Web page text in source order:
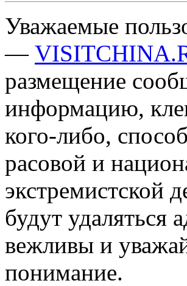
Уважаемые
—
размещение
информацию,
кого-либо,
расовой и
экстремистской
будут удаляться
вежливы и
понимание.